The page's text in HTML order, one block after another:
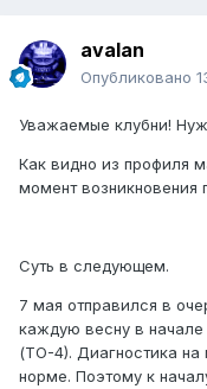
avalan
Опубликовано
Уважаемые клубни!
Как видно из профиля
момент
Суть в следующем.
7 мая отправился в
каждую весну в
(ТО-4). Диагностика
норме. Поэтому к